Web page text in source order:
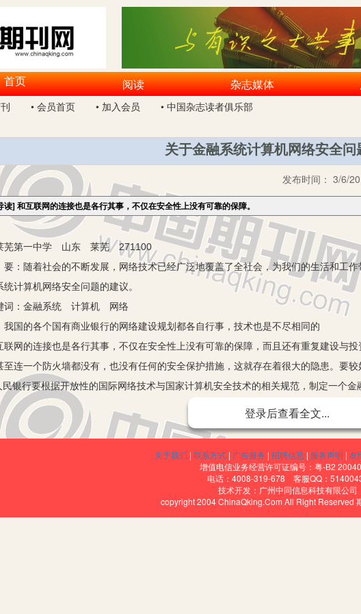
首页 阅读 杂志媒体
• 会员首页 • 加入会员 • 中国杂志读者俱乐部
关于金融系统计算机网络安全问
发布时间： 3/6/
读]和互联网的连接也是各行其事，不仅在安全性上没有可靠的保障。
芜第一中学 山东 莱芜 271100
随着社会的不断发展，网络技术已经广泛地覆盖了全社会，为我们的生活和工作
统计算机网络安全问题的建议。
：金融系统 计算机 网络
的各个国有商业银行的网络建设规划都各自行事，技术也是不尽相同的
的连接也是各行其事，不仅在安全性上没有可靠的保障，而且还有重复建设与投
至连一个防火墙都没有，也没有任何的安全保护措施，这就存在着很大的隐患。要较
行要根据开放性的国际网络技术与国家计算机安全技术的相关规范，制定一个金
之内，要依据此规范的要求有计划地把金融系统计算机网络完全地迁入到国家的
相连接，来使网上银行、电子商务等业务得以实现。这样做不仅可以使外部入侵的
络安全管理体制。这样不但可以防外也能防内，还能够达到堵源截流的效果，较好地
，我国的国有商业银行使用的都是从国外引进的主机与网络设备，除了系统会有
维护也需要国外公司的技术人员来操作
登录后查看全文...
关于我们 | 联系方式 | 广告服务 | 招聘信息 | 服务声明 | 友
增值电信业务经营许可证编号：粤-B2
电话：4008-319-678 客服QQ：
技术开发：广州中同信息科技有限公司
copyright 2004 ChinaQking.Com All Right Reserved